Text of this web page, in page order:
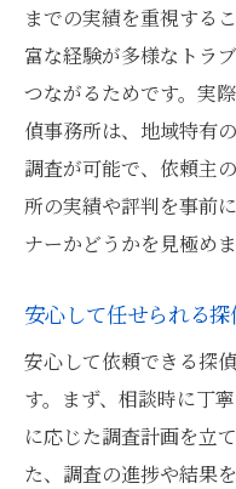
までの実績を重視する
富な経験が多様なトラ
つながるためです。実
偵事務所は、地域特有
調査が可能で、依頼主
所の実績や評判を事前
ナーかどうかを見極めま
安心して任せられる
安心して依頼できる探
す。まず、相談時に丁
に応じた調査計画を立
た、調査の進捗や結果